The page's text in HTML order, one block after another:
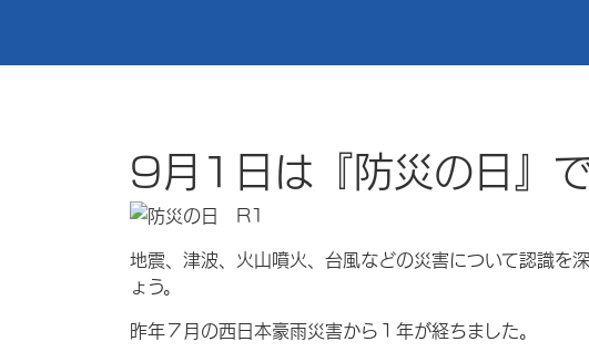
9月1日は『防災の日』で
地震、津波、火山噴火、台風などの災害について認識を
ょう。
昨年７月の西日本豪雨災害から１年が経ちました。